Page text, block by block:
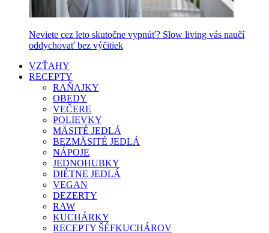
Neviete cez leto skutočne vypnúť? Slow living vás naučí
oddychovať bez výčitiek
VZŤAHY
RECEPTY
RAŇAJKY
OBEDY
VEČERE
POLIEVKY
MÄSITÉ JEDLÁ
BEZMÄSITÉ JEDLÁ
NÁPOJE
JEDNOHUBKY
DIÉTNE JEDLÁ
VEGAN
DEZERTY
RAW
KUCHÁRKY
RECEPTY ŠÉFKUCHÁROV